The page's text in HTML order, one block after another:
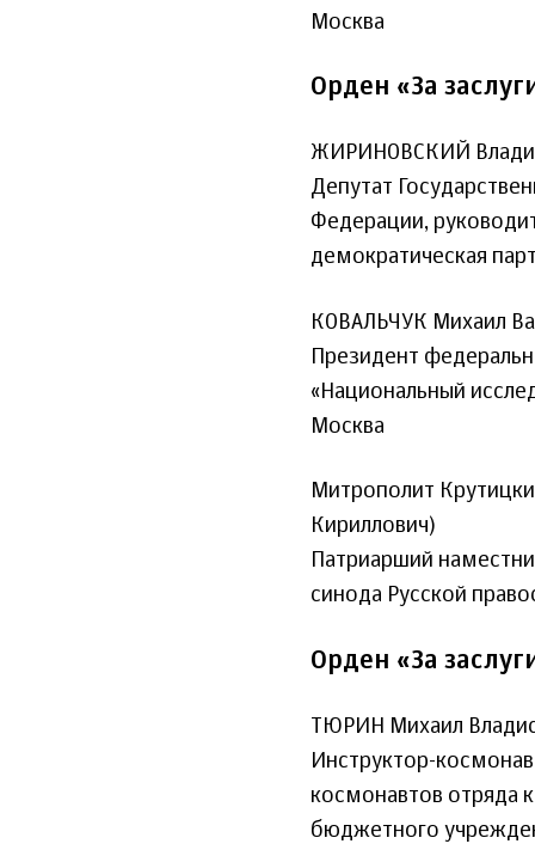
Москва
Орден «За
ЖИРИНОВСКИЙ
Депутат
Федерации,
демократическая
КОВАЛЬЧУК Михаил
Президент
«Национальный
Москва
Митрополит
Кириллович)
Патриарший
синода Русской
Орден «За
ТЮРИН Михаил
Инструктор-
космонавтов отряда
бюджетного